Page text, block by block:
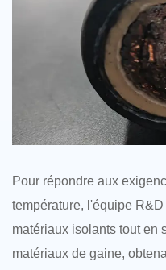
Pour répondre aux
température, l'équipe
matériaux isolants tout en
matériaux de gaine,